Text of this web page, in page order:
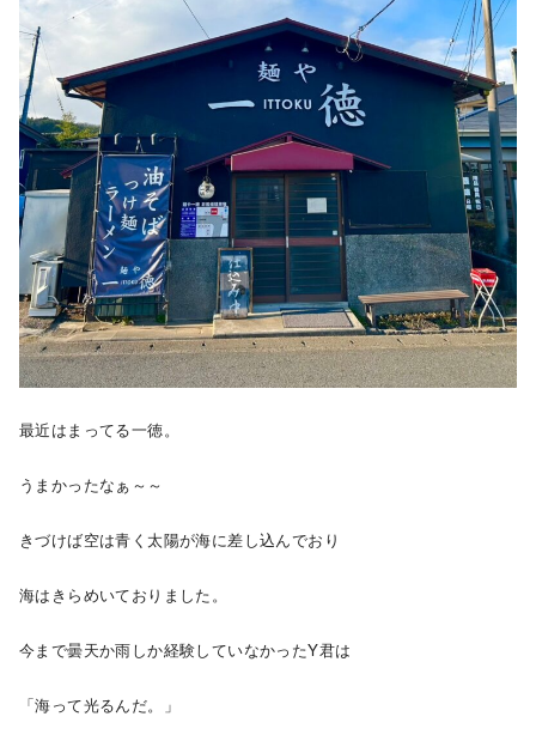
最近はまってる一徳。
うまかったなぁ～～
きづけば空は青く太陽が海に差し込んでおり
海はきらめいておりました。
今まで曇天か雨しか経験していなかったY君は
「海って光るんだ。」